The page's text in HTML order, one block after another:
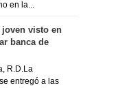
en la...
visto en
banca de
R.D.La
entregó a las